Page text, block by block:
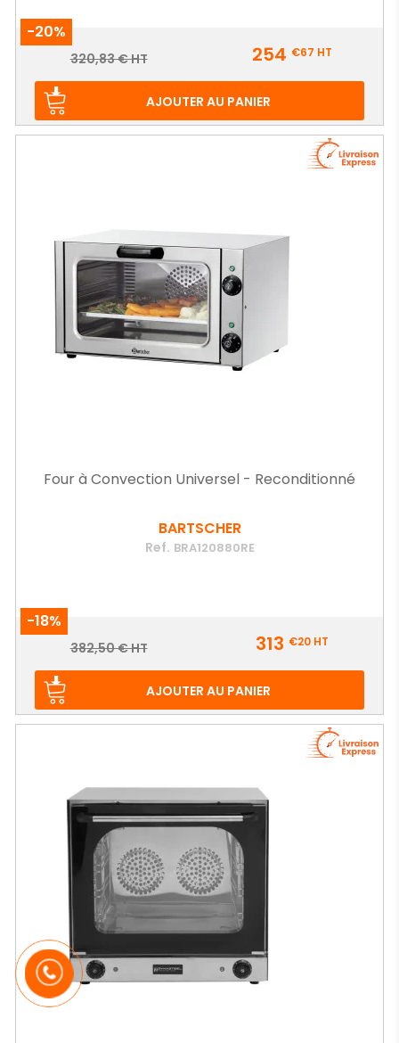
-20%
Prix
Prix
320,83 € HT 254 €67 HT
AJOUTER AU PANIER
Four à Convection Universel - Reconditionné
BARTSCHER
Ref. BRA120880RE
-18%
Prix
Prix
382,50 € HT 313 €20 HT
AJOUTER AU PANIER